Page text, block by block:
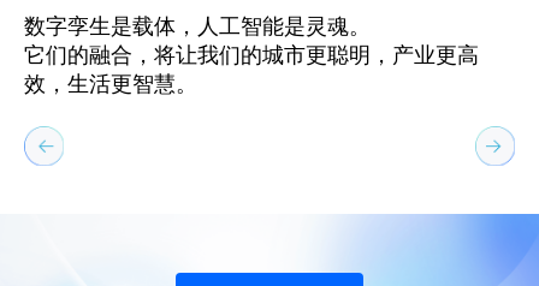
数字孪生是载体，人工智能是灵魂。
它们的融合，将让我们的城市更聪明，产业更高
效，生活更智慧。